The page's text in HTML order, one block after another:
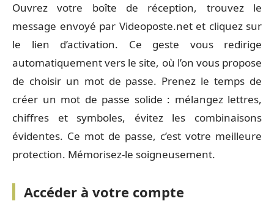
Ouvrez votre boîte de réception, trouvez le
message envoyé par Videoposte.net et cliquez sur
le lien d’activation. Ce geste vous redirige
automatiquement vers le site, où l’on vous propose
de choisir un mot de passe. Prenez le temps de
créer un mot de passe solide : mélangez lettres,
chiffres et symboles, évitez les combinaisons
évidentes. Ce mot de passe, c’est votre meilleure
protection. Mémorisez-le soigneusement.
Accéder à votre compte